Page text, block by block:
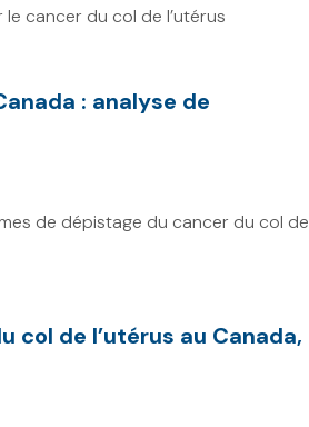
le cancer du col de l’utérus
: analyse de
de dépistage du cancer du col de
col de l’utérus au Canada,